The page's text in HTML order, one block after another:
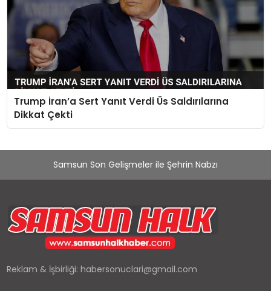
Trump İran’a Sert Yanıt Verdi Üs Saldırılarına
Dikkat Çekti
Samsun Son Gelişmeler ile Şehrin Nabzı
Reklam & İşbirliği:habersonuclari@gmail.com